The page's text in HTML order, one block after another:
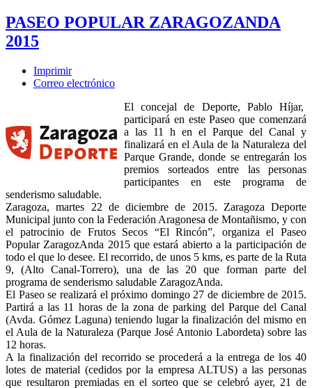
PASEO POPULAR ZARAGOZANDA
2015
Imprimir
Correo electrónico
El concejal de Deporte, Pablo Híjar,
participará en este Paseo que comenzará
a las 11 h en el Parque del Canal y
finalizará en el Aula de la Naturaleza del
Parque Grande, donde se entregarán los
premios sorteados entre las personas
participantes en este programa de
senderismo saludable.
Zaragoza, martes 22 de diciembre de 2015. Zaragoza Deporte
Municipal junto con la Federación Aragonesa de Montañismo, y con
el patrocinio de Frutos Secos “El Rincón”, organiza el Paseo
Popular ZaragozAnda 2015 que estará abierto a la participación de
todo el que lo desee. El recorrido, de unos 5 kms, es parte de la Ruta
9, (Alto Canal-Torrero), una de las 20 que forman parte del
programa de senderismo saludable ZaragozAnda.
El Paseo se realizará el próximo domingo 27 de diciembre de 2015.
Partirá a las 11 horas de la zona de parking del Parque del Canal
(Avda. Gómez Laguna) teniendo lugar la finalización del mismo en
el Aula de la Naturaleza (Parque José Antonio Labordeta) sobre las
12 horas.
A la finalización del recorrido se procederá a la entrega de los 40
lotes de material (cedidos por la empresa ALTUS) a las personas
que resultaron premiadas en el sorteo que se celebró ayer, 21 de